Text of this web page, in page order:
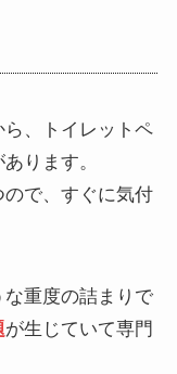
、トイレットペ
ります。
で、すぐに気付
重度の詰まりで
が生じていて専門